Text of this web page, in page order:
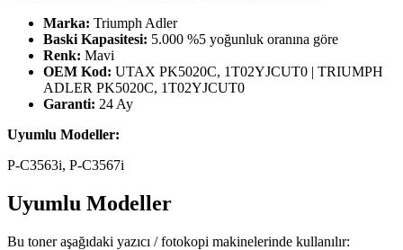
Marka: Triumph Adler
Baski Kapasitesi: 5.000 %5 yoğunluk oranına göre
Renk: Mavi
OEM Kod: UTAX PK5020C, 1T02YJCUT0 | TRIUMPH
ADLER PK5020C, 1T02YJCUT0
Garanti: 24 Ay
Uyumlu Modeller:
P-C3563i, P-C3567i
Uyumlu Modeller
Bu toner aşağıdaki yazıcı / fotokopi makinelerinde kullanılır: